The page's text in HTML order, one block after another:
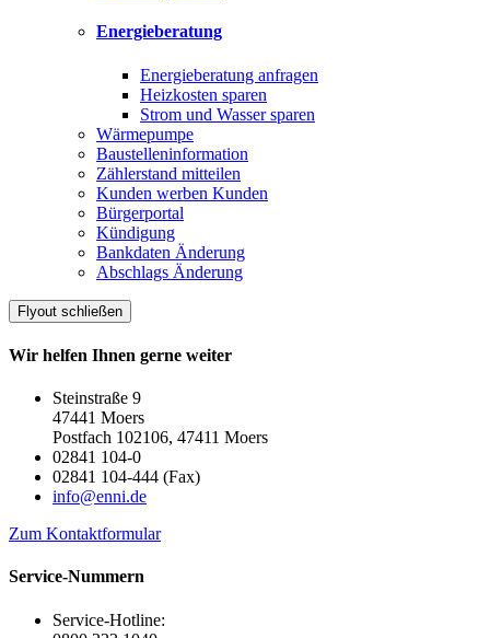
Energieberatung
Energieberatung anfragen
Heizkosten sparen
Strom und Wasser sparen
Wärmepumpe
Baustelleninformation
Zählerstand mitteilen
Kunden werben Kunden
Bürgerportal
Kündigung
Bankdaten Änderung
Abschlags Änderung
Flyout schließen
Wir helfen Ihnen gerne weiter
Steinstraße 9
47441 Moers
Postfach 102106, 47411 Moers
02841 104-0
02841 104-444 (Fax)
info@enni.de
Zum Kontaktformular
Service-Nummern
Service-Hotline: